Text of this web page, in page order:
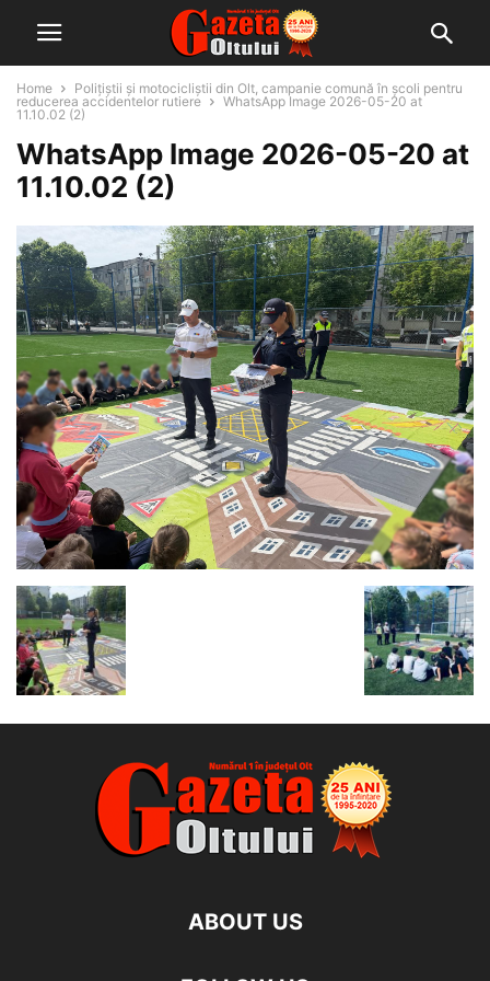
Home
Polițiștii și motocicliștii din Olt, campanie comună în școli pentru
reducerea accidentelor rutiere
WhatsApp Image 2026-05-20 at
11.10.02 (2)
WhatsApp Image 2026-05-20 at
11.10.02 (2)
ABOUT US